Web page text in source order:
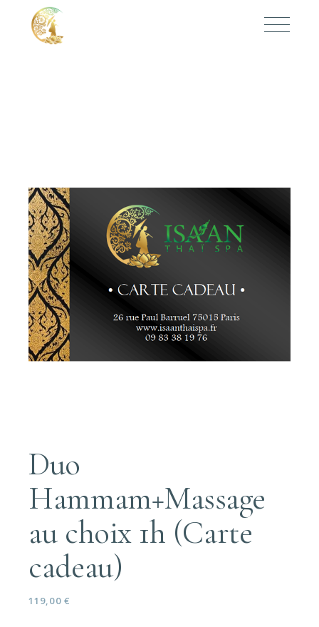
Duo
Hammam+Massage
au choix 1h (Carte
cadeau)
119,00 €